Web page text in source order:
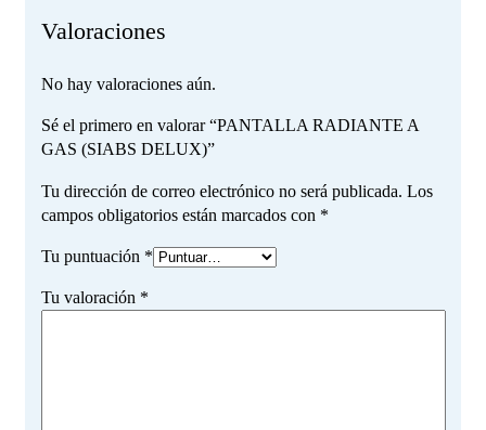
Valoraciones
No hay valoraciones aún.
Sé el primero en valorar “PANTALLA RADIANTE A
GAS (SIABS DELUX)”
Tu dirección de correo electrónico no será publicada. Los
campos obligatorios están marcados con *
Tu puntuación *
Tu valoración *